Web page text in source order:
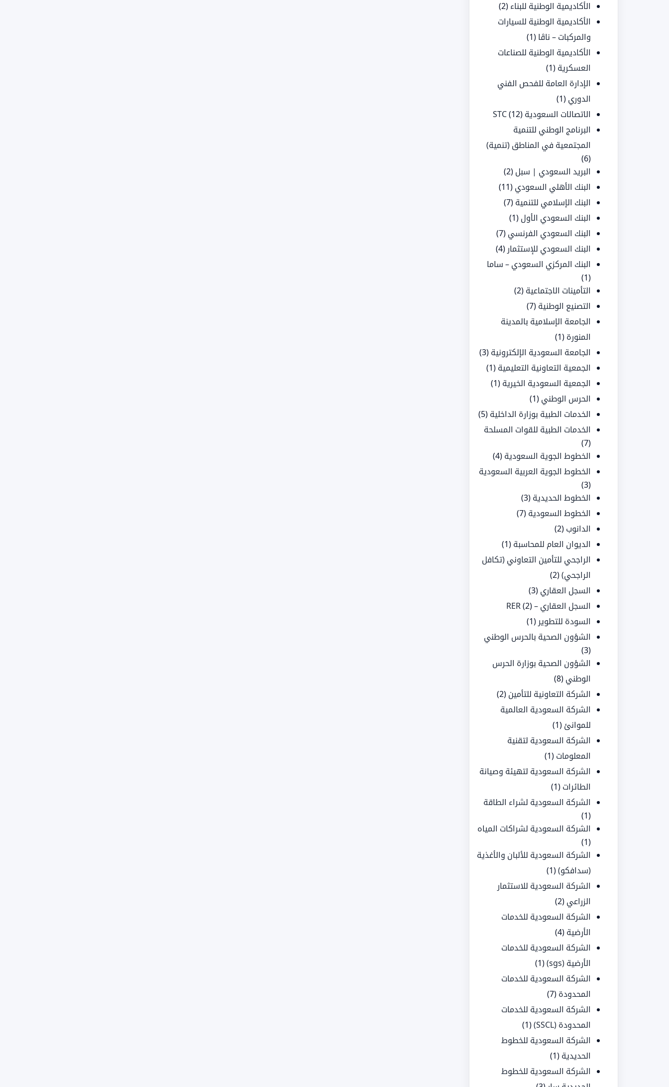
الأكاديمية الوطنية للبناء (2)
الأكاديمية الوطنية للسيارات
والمركبات – ناڤا (1)
الأكاديمية الوطنية للصناعات
العسكرية (1)
الإدارة العامة للفحص الفني
الدوري (1)
الاتصالات السعودية STC (12)
البرنامج الوطني للتنمية
المجتمعية في المناطق (تنمية)
(6)
البريد السعودي | سبل (2)
البنك الأهلي السعودي (11)
البنك الإسلامي للتنمية (7)
البنك السعودي الأول (1)
البنك السعودي الفرنسي (7)
البنك السعودي للإستثمار (4)
البنك المركزي السعودي – ساما
(1)
التأمينات الاجتماعية (2)
التصنيع الوطنية (7)
الجامعة الإسلامية بالمدينة
المنورة (1)
الجامعة السعودية الإلكترونية (3)
الجمعية التعاونية التعليمية (1)
الجمعية السعودية الخيرية (1)
الحرس الوطني (1)
الخدمات الطبية بوزارة الداخلية (5)
الخدمات الطبية للقوات المسلحة
(7)
الخطوط الجوية السعودية (4)
الخطوط الجوية العربية السعودية
(3)
الخطوط الحديدية (3)
الخطوط السعودية (7)
الدانوب (2)
الديوان العام للمحاسبة (1)
الراجحي للتأمين التعاوني (تكافل
الراجحي)(2)
السجل العقاري (3)
السجل العقاري – RER(2)
السودة للتطوير (1)
الشؤون الصحية بالحرس الوطني
(3)
الشؤون الصحية بوزارة الحرس
الوطني (8)
الشركة التعاونية للتأمين (2)
الشركة السعودية العالمية
للموانئ (1)
الشركة السعودية لتقنية
المعلومات (1)
الشركة السعودية لتهيئة وصيانة
الطائرات (1)
الشركة السعودية لشراء الطاقة
(1)
الشركة السعودية لشراكات المياه
(1)
الشركة السعودية للألبان والأغذية
(سدافكو)(1)
الشركة السعودية للاستثمار
الزراعي (2)
الشركة السعودية للخدمات
الأرضية (4)
الشركة السعودية للخدمات
الأرضية (sgs)
(1)
الشركة السعودية للخدمات
المحدودة (7)
الشركة السعودية للخدمات
المحدودة (SSCL)
(1)
الشركة السعودية للخطوط
الحديدية (1)
الشركة السعودية للخطوط